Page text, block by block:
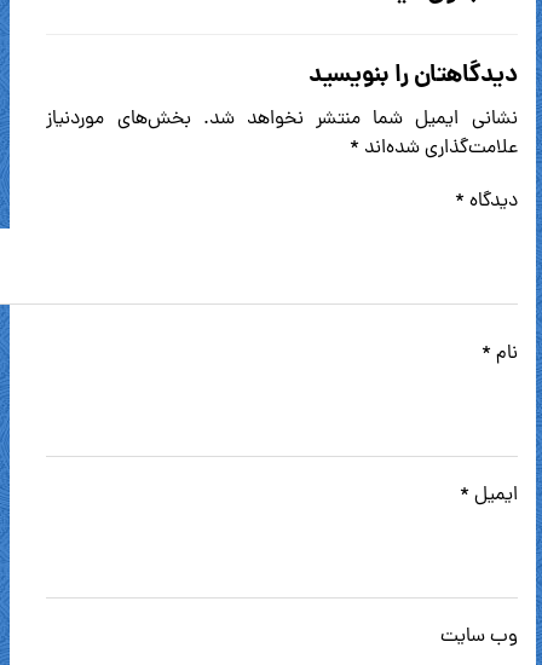
دیدگاهتان را بنویسید
نشانی ایمیل شما منتشر نخواهد شد. بخش‌های موردنیاز
علامت‌گذاری شده‌اند *
دیدگاه *
نام *
ایمیل *
وب‌ سایت